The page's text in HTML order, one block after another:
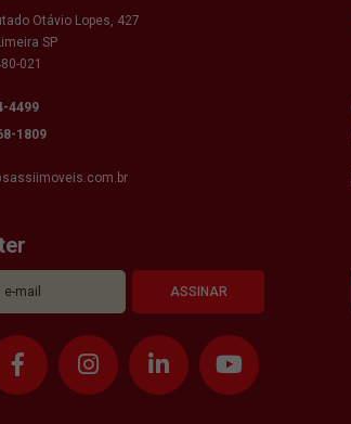
Otávio Lopes, 427
SP
021
4499
1809